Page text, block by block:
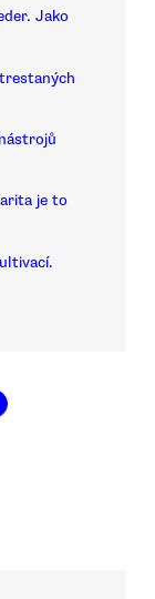
Jako
je to